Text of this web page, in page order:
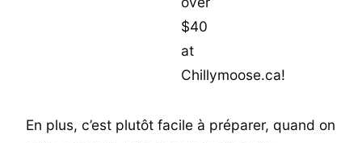
En plus, c’est plutôt facile à préparer, quand on